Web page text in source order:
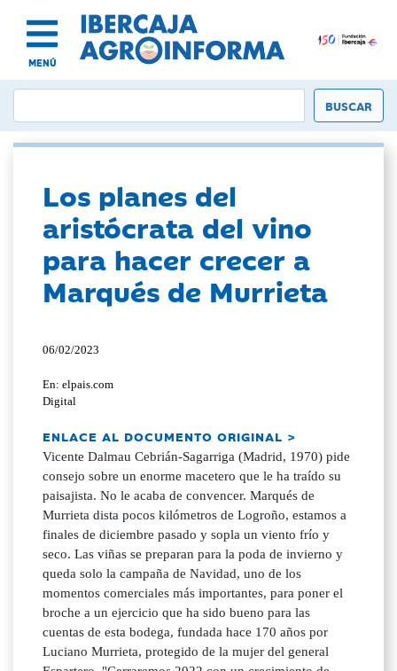
MENÚ
Los planes del
aristócrata del vino
para hacer crecer a
Marqués de Murrieta
06/02/2023
En: elpais.com
Digital
ENLACE AL DOCUMENTO ORIGINAL >
Vicente Dalmau Cebrián-Sagarriga (Madrid, 1970) pide
consejo sobre un enorme macetero que le ha traído su
paisajista. No le acaba de convencer. Marqués de
Murrieta dista pocos kilómetros de Logroño, estamos a
finales de diciembre pasado y sopla un viento frío y
seco. Las viñas se preparan para la poda de invierno y
queda solo la campaña de Navidad, uno de los
momentos comerciales más importantes, para poner el
broche a un ejercicio que ha sido bueno para las
cuentas de esta bodega, fundada hace 170 años por
Luciano Murrieta, protegido de la mujer del general